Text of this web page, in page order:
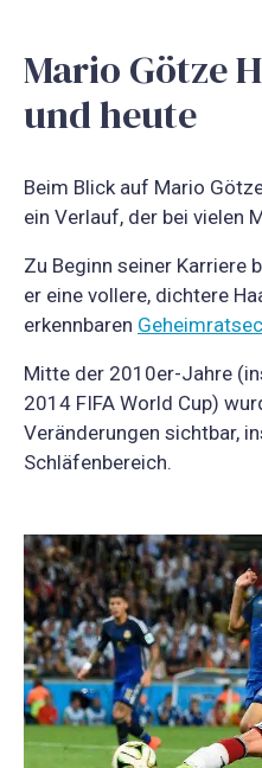
Mario Götze
und heute
Beim Blick auf Mario
ein Verlauf, der bei vielen
Zu Beginn seiner Karriere
er eine vollere, dichtere
erkennbaren
Mitte der 2010er-Jahre
2014 FIFA World Cup)
Veränderungen sichtbar,
Schläfenbereich.